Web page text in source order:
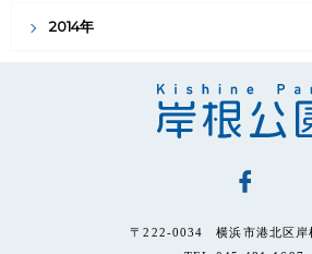
2014年
〒222-0034 横浜市港北区岸